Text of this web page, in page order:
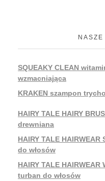
SQUEAKY CLEAN
wzmacniająca
KRAKEN szampon
HAIRY TALE HAIRY
drewniana
HAIRY TALE
do włosów
HAIRY TALE HAIRWEAR
turban do włosów